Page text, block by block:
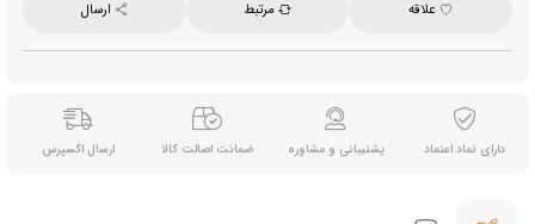
علاقه مرتبط ارسال
دارای نماد اعتماد پشتیبانی و مشاوره ضمانت اصالت کالا ارسال اکسپرس